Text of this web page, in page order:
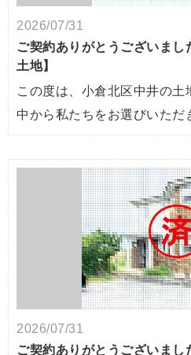
2026/07/31
ご契約ありがとうございまし
土地】
この度は、小倉北区中井の
中から私たちをお選びいた
2026/07/31
ご契約ありがとうございま